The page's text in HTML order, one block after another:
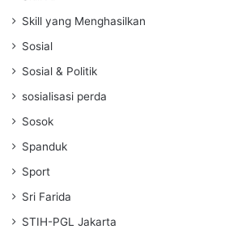
Skill yang Menghasilkan
Sosial
Sosial & Politik
sosialisasi perda
Sosok
Spanduk
Sport
Sri Farida
STIH-PGL Jakarta